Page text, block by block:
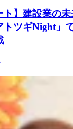
ト】建設業の
トツギNight」